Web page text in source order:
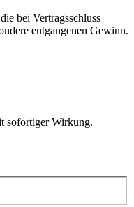
bei Vertragsschluss
entgangenen Gewinn.
sofortiger Wirkung.